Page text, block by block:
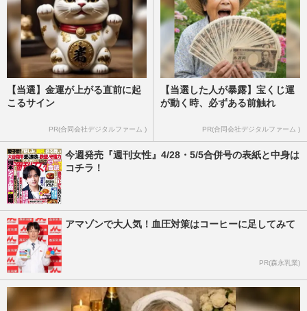
【当選】金運が上がる直前に起
こるサイン
PR(合同会社デジタルファーム )
【当選した人が暴露】宝くじ運
が動く時、必ずある前触れ
PR(合同会社デジタルファーム )
今週発売『週刊女性』4/28・5/5合併号の表紙と中身は
コチラ！
アマゾンで大人気！血圧対策はコーヒーに足してみて
PR(森永乳業)